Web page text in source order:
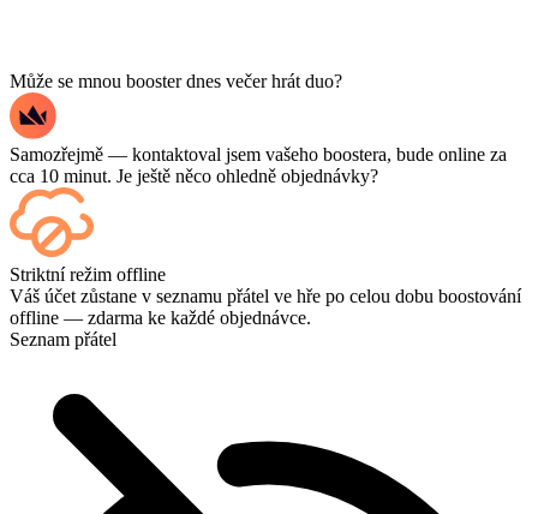
Může se mnou booster dnes večer hrát duo?
Samozřejmě — kontaktoval jsem vašeho boostera, bude online za
cca 10 minut. Je ještě něco ohledně objednávky?
Ano – každý zápas se po dokončení zobrazí na vašem ovládacím
panelu, a pokud chcete sledovat samotné hry, přidejte si při placení
možnost Streaming.
Striktní režim offline
Váš účet zůstane v seznamu přátel ve hře po celou dobu boostování
offline — zdarma ke každé objednávce.
Seznam přátel